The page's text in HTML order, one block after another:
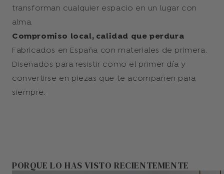
transforman cualquier espacio en un lugar con
alma.
Compromiso local, calidad que perdura
Fabricados en España con materiales de primera.
Diseñados para resistir como el primer día y
convertirse en piezas que te acompañen para
siempre.
PORQUE LO HAS VISTO RECIENTEMENTE